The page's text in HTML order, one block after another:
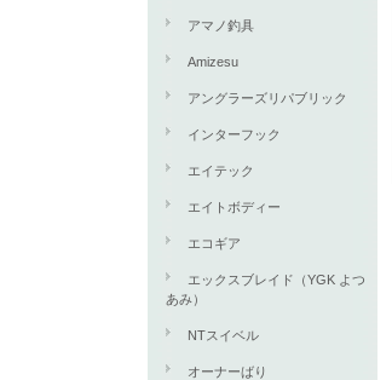
アマノ釣具
Amizesu
アングラーズリパブリック
インターフック
エイテック
エイトボディー
エコギア
エックスブレイド（YGK よつ
あみ）
NTスイベル
オーナーばり